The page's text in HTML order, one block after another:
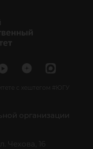
с хештегом #ЮГУ
организации
Чехова, 16